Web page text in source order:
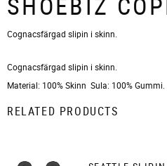
Cognacsfärgad slipin i skinn.
Cognacsfärgad slipin i skinn.
Material: 100% Skinn Sula: 100% Gummi.
RELATED PRODUCTS